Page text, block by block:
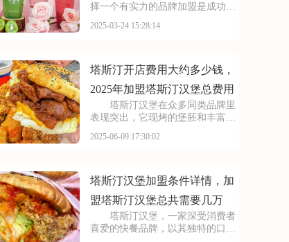
择一个有实力的品牌加盟是成功的
蕴和丰富的运营经验，为加盟商提
费一般是多少钱，加盟
2025-03-24 15:28:14
塔斯汀开店费用大约多少钱，
2025年加盟塔斯汀汉堡总费用
塔斯汀汉堡在众多同类品牌里
表现突出，它现烤的堡胚和丰富多
客。随着品牌知名度越来越高，好
费用大约多少钱，20
2025-06-09 17:30:02
塔斯汀汉堡加盟条件详情，加
盟塔斯汀汉堡总共需要几万
塔斯汀汉堡，一家深受消费者
喜爱的快餐品牌，以其独特的口味